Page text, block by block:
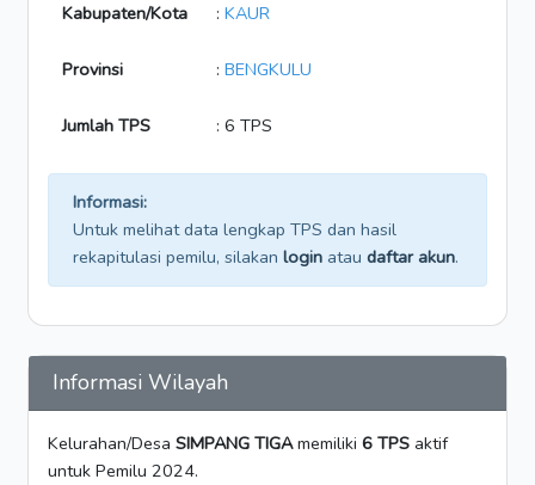
Kabupaten/Kota : KAUR
Provinsi : BENGKULU
Jumlah TPS : 6 TPS
Informasi:
Untuk melihat data lengkap TPS dan hasil
rekapitulasi pemilu, silakan login atau daftar akun.
Informasi Wilayah
Kelurahan/Desa SIMPANG TIGAmemiliki 6 TPS aktif
untuk Pemilu 2024.